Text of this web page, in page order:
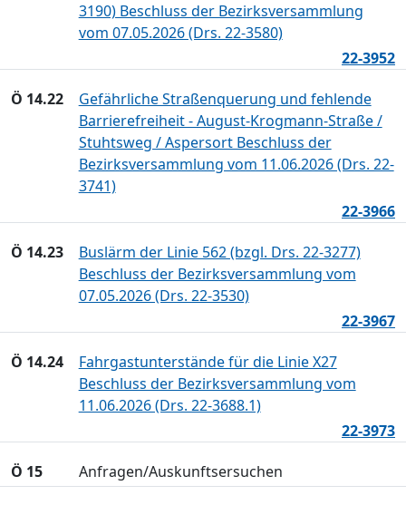
3190) Beschluss der Bezirksversammlung
vom 07.05.2026 (Drs. 22-3580)
22-3952
Ö 14.22
Gefährliche Straßenquerung und fehlende
Barrierefreiheit - August-Krogmann-Straße /
Stuhtsweg / Aspersort Beschluss der
Bezirksversammlung vom 11.06.2026 (Drs. 22-
3741)
22-3966
Ö 14.23
Buslärm der Linie 562 (bzgl. Drs. 22-3277)
Beschluss der Bezirksversammlung vom
07.05.2026 (Drs. 22-3530)
22-3967
Ö 14.24
Fahrgastunterstände für die Linie X27
Beschluss der Bezirksversammlung vom
11.06.2026 (Drs. 22-3688.1)
22-3973
Ö 15 Anfragen/Auskunftsersuchen